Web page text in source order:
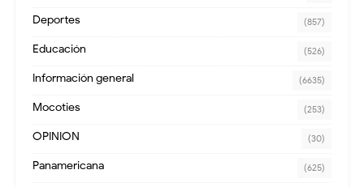
Deportes (857)
Educación (526)
Información general (6635)
Mocoties (253)
OPINION (30)
Panamericana (625)